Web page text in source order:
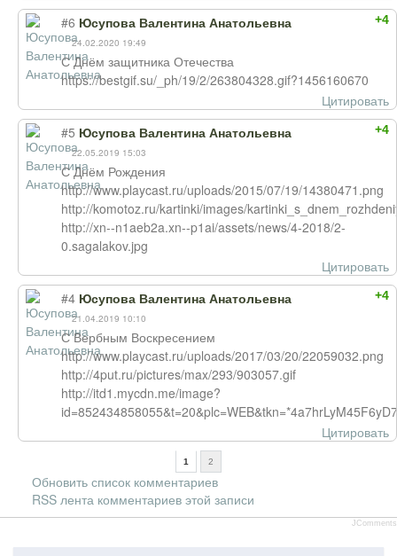
+4
#6 Юсупова Валентина Анатольевна
24.02.2020 19:49
С Днём защитника Отечества
https://bestgif.su/_ph/19/2/263804328.gif?1456160670
Цитировать
+4
#5 Юсупова Валентина Анатольевна
22.05.2019 15:03
С Днём Рождения
http://www.playcast.ru/uploads/2015/07/19/14380471.png
http://komotoz.ru/kartinki/images/
http://xn--n1aeb2a.xn--p1ai/assets/news/4-2018/2-
0.sagalakov.jpg
Цитировать
+4
#4 Юсупова Валентина Анатольевна
21.04.2019 10:10
С Вербным Воскресением
http://www.playcast.ru/uploads/2017/03/20/22059032.png
http://4put.ru/pictures/max/293/903057.gif
http://itd1.mycdn.me/image?
Цитировать
1 2
Обновить список комментариев
RSS лента комментариев этой записи
JComments